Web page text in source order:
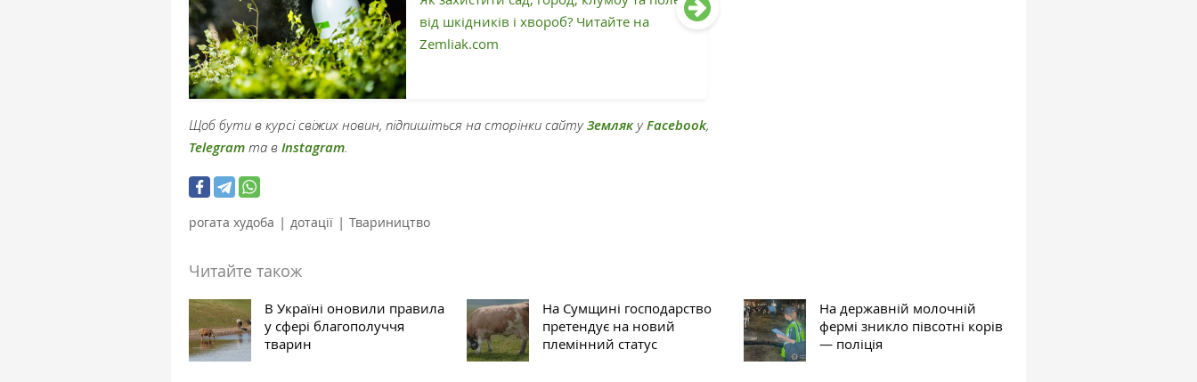
від шкідників і хвороб? Читайте на
Zemliak.com
Щоб бути в курсі свіжих новин, підпишіться на сторінки сайтуЗемлякуFacebook,
Telegram та в Instagram.
рогата худоба | дотації | Твариництво
Читайте також
В Україні оновили правила
у сфері благополуччя
тварин
На Сумщині господарство
претендує на новий
племінний статус
На державній молочній
фермі зникло півсотні корів
— поліція